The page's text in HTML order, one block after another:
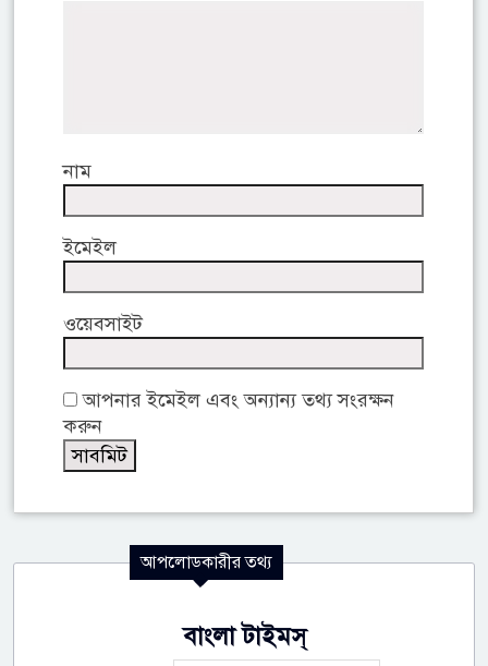
নাম
ইমেইল
ওয়েবসাইট
আপনার ইমেইল এবং অন্যান্য তথ্য সংরক্ষন
করুন
আপলোডকারীর তথ্য
বাংলা টাইমস্